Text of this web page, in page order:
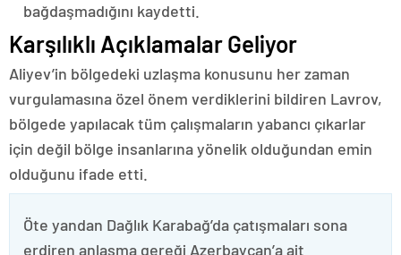
bağdaşmadığını kaydetti.
Karşılıklı Açıklamalar Geliyor
Aliyev’in bölgedeki uzlaşma konusunu her zaman
vurgulamasına özel önem verdiklerini bildiren Lavrov,
bölgede yapılacak tüm çalışmaların yabancı çıkarlar
için değil bölge insanlarına yönelik olduğundan emin
olduğunu ifade etti.
Öte yandan Dağlık Karabağ’da çatışmaları sona
erdiren anlaşma gereği Azerbaycan’a ait